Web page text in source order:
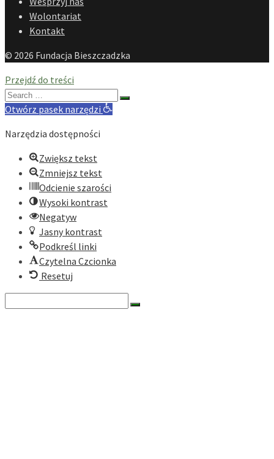
Wolontariat
Kontakt
© 2026 Fundacja Bieszczadzka
Przejdź do treści
Search
for:
Otwórz pasek narzędzi
Narzędzia dostępności
Zwiększ tekst
Zmniejsz tekst
Odcienie szarości
Wysoki kontrast
Negatyw
Jasny kontrast
Podkreśl linki
Czytelna Czcionka
Resetuj